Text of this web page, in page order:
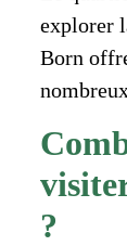
explorer
Born
?